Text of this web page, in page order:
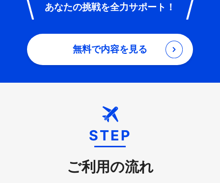
あなたの挑戦を全力サポート！
無料で内容を見る
STEP
ご利用の流れ